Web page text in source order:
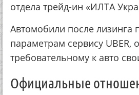
отдела трейд-ин «ИЛТА
Автомобили после лизинга
параметрам сервису UBER,
требовательному к авто
Официальные